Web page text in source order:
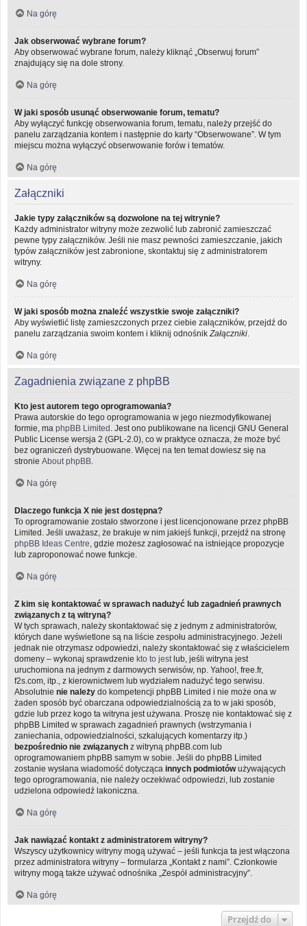
Na górę
Jak obserwować wybrane forum?
Aby obserwować wybrane forum, należy kliknąć „Obserwuj forum”
znajdujący się na dole strony.
Na górę
W jaki sposób usunąć obserwowanie forum, tematu?
Aby wyłączyć funkcję obserwowania forum, tematu, należy przejść do
panelu zarządzania kontem i następnie do karty “Obserwowane”. W tym
miejscu można wyłączyć obserwowanie forów i tematów.
Na górę
Załączniki
Jakie typy załączników są dozwolone na tej witrynie?
Każdy administrator witryny może zezwolić lub zabronić zamieszczać
pewne typy załączników. Jeśli nie masz pewności zamieszczanie, jakich
typów załączników jest zabronione, skontaktuj się z administratorem
witryny.
Na górę
W jaki sposób można znaleźć wszystkie swoje załączniki?
Aby wyświetlić listę zamieszczonych przez ciebie załączników, przejdź do
panelu zarządzania swoim kontem i kliknij odnośnik Załączniki
Na górę
Zagadnienia związane z phpBB
Kto jest autorem tego oprogramowania?
Prawa autorskie do tego oprogramowania w jego niezmodyfikowanej
formie, ma phpBB Limited . Jest ono publikowane na licencji GNU General
Public License wersja 2 (GPL-2.0), co w praktyce oznacza, że może być
bez ograniczeń dystrybuowane. Więcej na ten temat dowiesz się na
stronie About phpBB
Na górę
Dlaczego funkcja X nie jest dostępna?
To oprogramowanie zostało stworzone i jest licencjonowane przez phpBB
Limited. Jeśli uważasz, że brakuje w nim jakiejś funkcji, przejdź na stronę
phpBB Ideas Centre , gdzie możesz zagłosować na istniejące propozycje
lub zaproponować nowe funkcje.
Na górę
Z kim się kontaktować w sprawach nadużyć lub zagadnień prawnych
związanych z tą witryną?
W tych sprawach, należy skontaktować się z jednym z administratorów,
których dane wyświetlone są na liście zespołu administracyjnego. Jeżeli
jednak nie otrzymasz odpowiedzi, należy skontaktować się z właścicielem
domeny – wykonaj sprawdzenie kto to jest lub, jeśli witryna jest
uruchomiona na jednym z darmowych serwisów, np. Yahoo!, free.fr,
f2s.com, itp., z kierownictwem lub wydziałem nadużyć tego serwisu.
Absolutnie nie należy do kompetencji phpBB Limited i nie może ona w
żaden sposób być obarczana odpowiedzialnością za to w jaki sposób,
gdzie lub przez kogo ta witryna jest używana. Proszę nie kontaktować się z
phpBB Limited w sprawach zagadnień prawnych (wstrzymania i
zaniechania, odpowiedzialności, szkalujących komentarzy itp.)
bezpośrednio nie związanych z witryną phpBB.com lub
oprogramowaniem phpBB samym w sobie. Jeśli do phpBB Limited
zostanie wysłana wiadomość dotycząca innych podmiotówużywających
tego oprogramowania, nie należy oczekiwać odpowiedzi, lub zostanie
udzielona odpowiedź lakoniczna.
Na górę
Jak nawiązać kontakt z administratorem witryny?
Wszyscy użytkownicy witryny mogą używać – jeśli funkcja ta jest włączona
przez administratora witryny – formularza „Kontakt z nami”. Członkowie
witryny mogą także używać odnośnika „Zespół administracyjny”.
Na górę
Przejdź do